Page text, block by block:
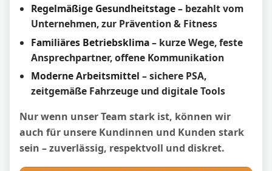
Regelmäßige Gesundheitstage– bezahlt vom
Unternehmen, zur Prävention & Fitness
Familiäres Betriebsklima– kurze Wege, feste
Ansprechpartner, offene Kommunikation
Moderne Arbeitsmittel – sichere PSA,
zeitgemäße Fahrzeuge und digitale Tools
Nur wenn unser Team stark ist, können wir
auch für unsere Kundinnen und Kunden stark
sein – zuverlässig, respektvoll und diskret.